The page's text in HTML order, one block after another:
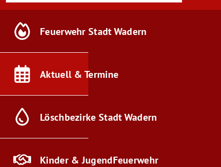
Feuerwehr Stadt Wadern
Aktuell & Termine
Löschbezirke Stadt Wadern
Kinder & JugendFeuerwehr